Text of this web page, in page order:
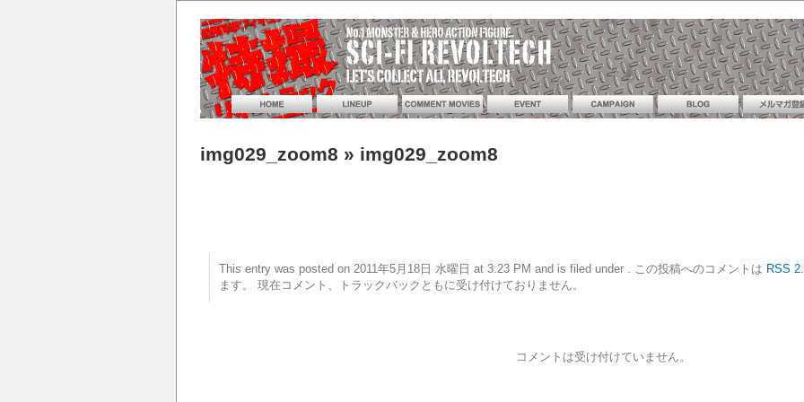
img029_zoom8 » img029_zoom8
This entry was posted on 2011年5月18日 水曜日 at 3:23 PM and is filed under . この投稿へのコメントは RSS
ます。 現在コメント、トラックバックともに受け付けておりません。
コメントは受け付けていません。